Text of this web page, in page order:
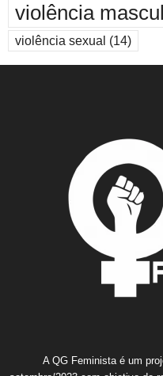
violência
violência sexual (14)
A QG Feminista é um